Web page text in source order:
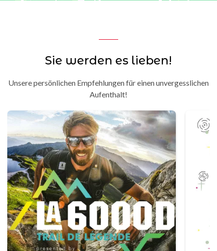
Sie werden es lieben!
Unsere persönlichen Empfehlungen für einen unvergesslichen
Aufenthalt!